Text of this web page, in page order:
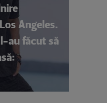
Angeles.
au făcut să